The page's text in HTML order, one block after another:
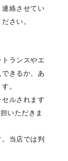
絡させてい
さい。
トランスやエ
きるか、あ
。
セルされます
いただきま
当店では判